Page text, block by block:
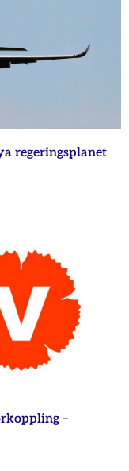
regeringsplanet
–